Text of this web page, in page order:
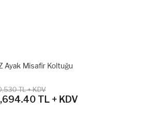
Ayak Misafir Koltuğu
TL + KDV
TL + KDV